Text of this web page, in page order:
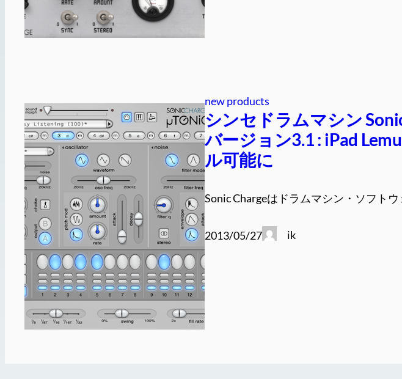
new products
シンセドラムマシン
バージョン3.1 : iPad
ル可能に
Sonic Chargeはドラムマシン・ソフト
2013/05/27 ik